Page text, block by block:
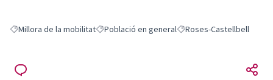
Resultats en filtrar per: Millora de la mobilitat
Millora de la mobilitatResultats en filtrar per: Població en general
Població en generalResultats en filtrar per:
Roses-Castellbell